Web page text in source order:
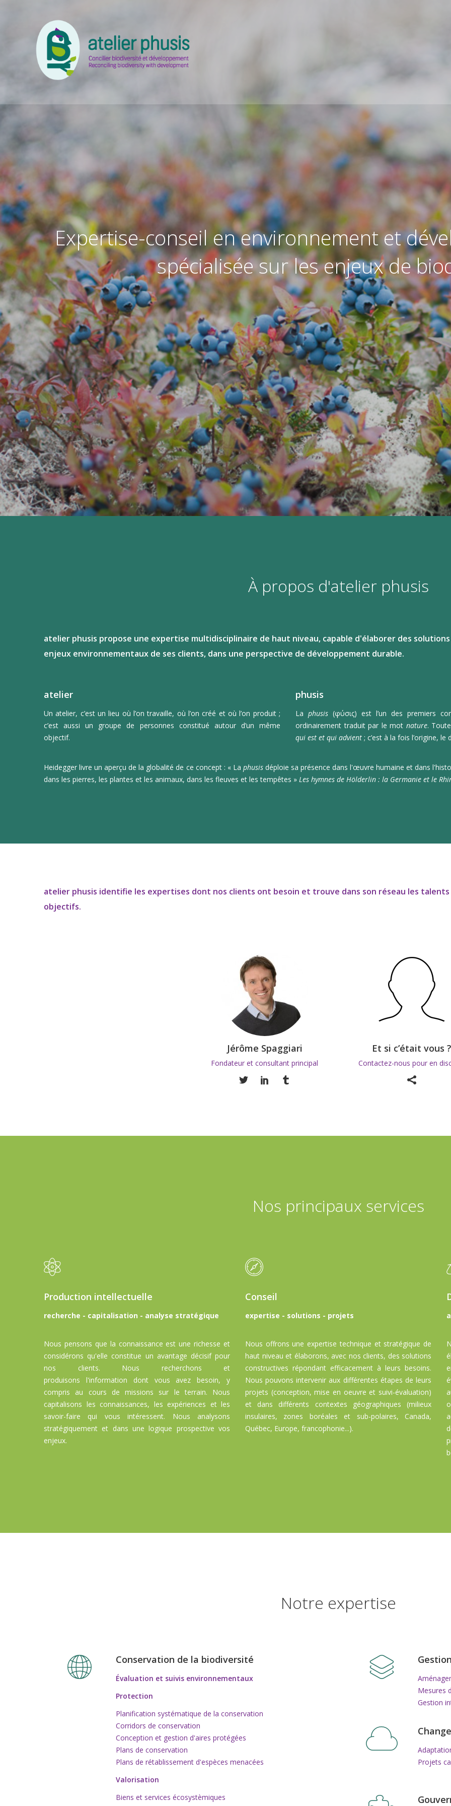
Expertise-conseil en environnement et
spécialisée sur les enjeux de
À propos d'atelier phusis
atelier phusis propose une expertise multidisciplinaire de haut niveau, capable d'élaborer des
enjeux environnementaux de ses clients, dans une perspective de développement durable.
atelier
Un atelier, c’est un lieu où l’on travaille, où l’on créé et où l’on produit ;
c’est aussi un groupe de personnes constitué autour d’un même
objectif.
phusis
La phusis (φύσις) est l’un des premiers
ordinairement traduit par le mot nature.
qui est et qui advient ; c’est à la fois l’origine,
Heidegger livre un aperçu de la globalité de ce concept : « La phusisdéploie sa présence dans l'œuvre humaine et dans
dans les pierres, les plantes et les animaux, dans les fleuves et les tempêtes » Les hymnes de Hölderlin : la Germanie et le
atelier phusis identifie les expertises dont nos clients ont besoin et trouve dans son réseau les
objectifs.
Jérôme Spaggiari
Fondateur et consultant principal
Et si c’était vous ?
Contactez-nous pour en
Nos principaux services
Production intellectuelle
recherche - capitalisation - analyse stratégique
Nous pensons que la connaissance est une richesse et
considérons qu'elle constitue un avantage décisif pour
nos clients. Nous recherchons et
produisons l'information dont vous avez besoin, y
compris au cours de missions sur le terrain. Nous
capitalisons les connaissances, les expériences et les
savoir-faire qui vous intéressent. Nous analysons
stratégiquement et dans une logique prospective vos
enjeux.
Conseil
expertise - solutions - projets
Nous offrons une expertise technique et stratégique de
haut niveau et élaborons, avec nos clients, des solutions
constructives répondant efficacement à leurs besoins.
Nous pouvons intervenir aux différentes étapes de leurs
projets (conception, mise en oeuvre et suivi-évaluation)
et dans différents contextes géographiques (milieux
insulaires, zones boréales et sub-polaires, Canada,
Québec, Europe, francophonie...).
Notre expertise
Conservation de la biodiversité
Évaluation et suivis environnementaux
Protection
Planification systématique de la conservation
Corridors de conservation
Conception et gestion d'aires protégées
Plans de conservation
Plans de rétablissement d'espèces menacées
Valorisation
Biens et services écosystèmiques
Mesures
Gestion
Projets